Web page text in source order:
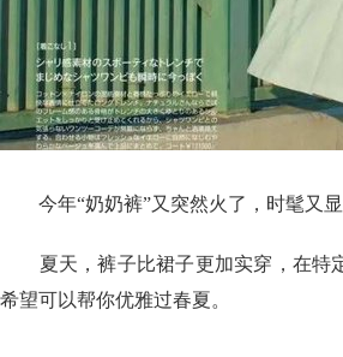
今年“奶奶裤”又突然火了，时髦又显
夏天，裤子比裙子更加实穿，在特
希望可以帮你优雅过春夏。